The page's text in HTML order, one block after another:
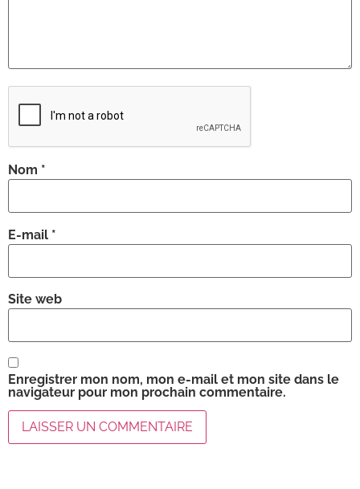
Nom *
E-mail *
Site web
Enregistrer mon nom, mon e-mail et mon site dans le
navigateur pour mon prochain commentaire.